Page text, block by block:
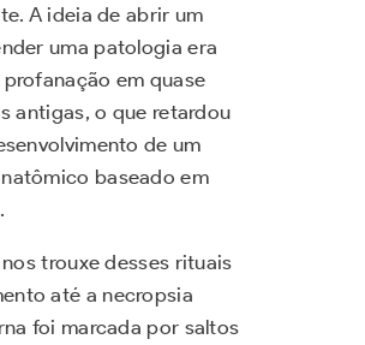
A ideia de abrir um
uma patologia era
em quase
antigas, o que retardou
de um
baseado em
trouxe desses rituais
até a necropsia
foi marcada por saltos